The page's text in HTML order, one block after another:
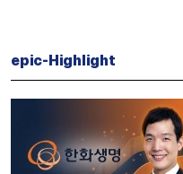
epic-Highlight